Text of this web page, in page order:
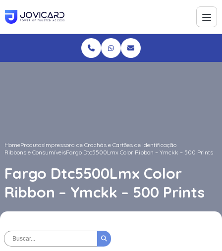
HomeProdutosImpressora de Crachás e Cartões de Identificação
Ribbons e ConsumíveisFargo Dtc5500Lmx Color Ribbon – Ymckk – 500 Prints
Fargo Dtc5500Lmx Color
Ribbon – Ymckk – 500 Prints